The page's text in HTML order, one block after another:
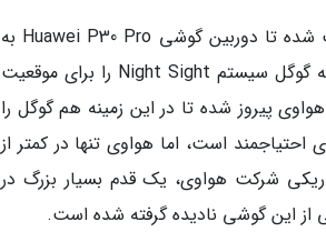
ترکیب رنگ نو در کنار سیستم نرم افزاری به روزرسانی شده شرکت هواوی باعث شده تا دوربین گوشی Huawei P30 Pro به
برترین دوربین گوشی در موقعیت های کم نور و تاریک تبدیل گردد. سال گذشته گوگل سیستم Night Sight را برای موقعیت
پیروز شده تا در این زمینه هم گوگل را
است، اما هواوی تنها در کمتر از
شرکت هواوی، یک قدم بسیار بزرگ در
از این گوشی نادیده گرفته شده است.